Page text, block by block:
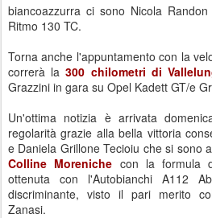
biancoazzurra ci sono Nicola
Ritmo 130 TC.
Torna anche l'appuntamento con la
correrà la 300 chilometri di
Grazzini in gara su Opel Kadett GT/e
Un'ottima notizia è arrivata
regolarità grazie alla bella vittoria
e Daniela Grillone Tecioiu che si sono
Colline Moreniche con la formula
ottenuta con l'Autobianchi A112
discriminante, visto il pari merito
Zanasi.